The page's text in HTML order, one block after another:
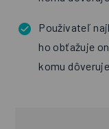
Používateľ
ho obťažuje
komu